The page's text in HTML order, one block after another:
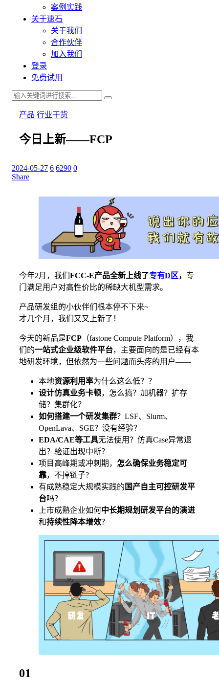
案例实践
关于速石
关于我们
合作伙伴
加入我们
登录
免费试用
产品 行业干货
今日上新——FCP
2024-05-27 6 6290 0
Share
今年2月，我们 FCC-E产品全新上线了专有D区， 专
门满足用户对高性价比的稀缺大机型需求。
产品研发组的小伙伴们根本停不下来~
才几个月，我们又又上新了！
今天的新品是FCP （fastone Compute Platform），我
们的一站式企业级软件平台，主要面向的是已经有本
地研发环境，但依然为一些问题而头疼的用户——
本地资源利用率为什么这么低？？
设计仿真业务卡顿，怎么搞？加机器？扩存
储？集群化？
如何搭建一个研发集群？LSF、Slurm、
OpenLava、SGE？没有经验？
EDA/CAE等工具无法使用？仿真Case异常退
出？验证出现中断？
项目高峰期或冲刺期， 怎么确保业务稳定可
靠，不掉链子?
有成熟稳定大规模实践的 国产自主可控研发平
台吗？
上市成熟企业如何中长期规划研发平台的演进
和持续性降本增效？
01